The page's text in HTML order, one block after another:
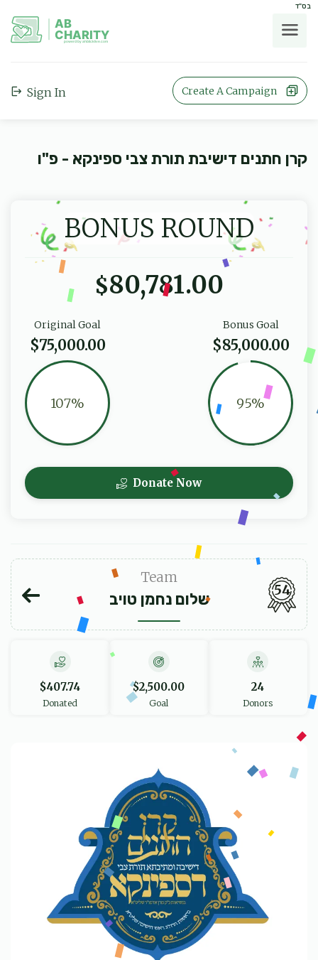
בס"ד
AB
CHARITY
powerd by ahblicklive.com
Sign In Create A Campaign
קרן חתנים דישיבת תורת צבי ספינקא - פ"ו
BONUS ROUND
$80,781.00
Bonus Goal
$85,000.00
95%
Original Goal
$75,000.00
107%
Donate Now
Team
שלום נחמן טויב
54
$407.74
Donated
$2,500.00
Goal
24
Donors